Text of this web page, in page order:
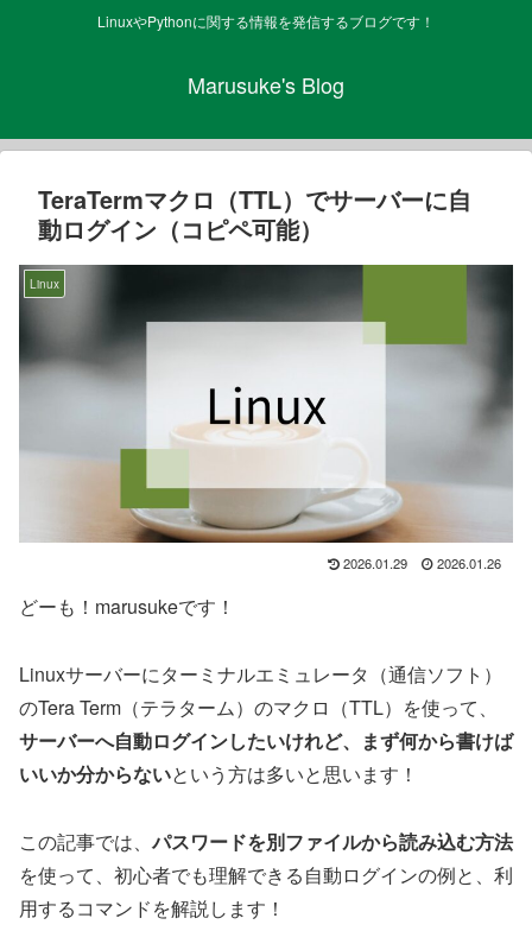
LinuxやPythonに関する情報を発信するブログです！
Marusuke's Blog
TeraTermマクロ（TTL）でサーバーに自
動ログイン（コピペ可能）
Linux
2026.01.29 2026.01.26
どーも！marusukeです！
Linuxサーバーにターミナルエミュレータ（通信ソフト）
のTera Term（テラターム）のマクロ（TTL）を使って、
サーバーへ自動ログインしたいけれど、まず何から書けば
いいか分からないという方は多いと思います！
この記事では、パスワードを別ファイルから読み込む方法
を使って、初心者でも理解できる自動ログインの例と、利
用するコマンドを解説します！